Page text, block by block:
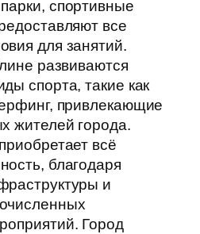
спортивные
все
для занятий.
развиваются
спорта, такие как
привлекающие
жителей города.
всё
благодаря
и
Город